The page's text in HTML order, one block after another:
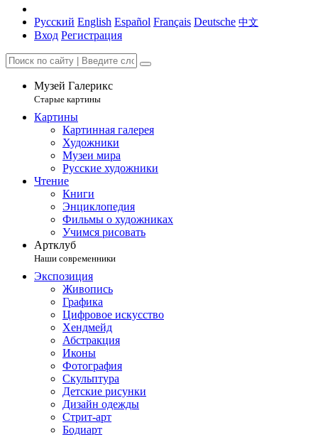
Русский English Español Français Deutsche 中文
Вход Регистрация
Музей Галерикс
Старые картины
Картины
Картинная галерея
Художники
Музеи мира
Русские художники
Чтение
Книги
Энциклопедия
Фильмы о художниках
Учимся рисовать
Артклуб
Наши современники
Экспозиция
Живопись
Графика
Цифровое искусство
Хендмейд
Абстракция
Иконы
Фотография
Скульптура
Детские рисунки
Дизайн одежды
Стрит-арт
Бодиарт